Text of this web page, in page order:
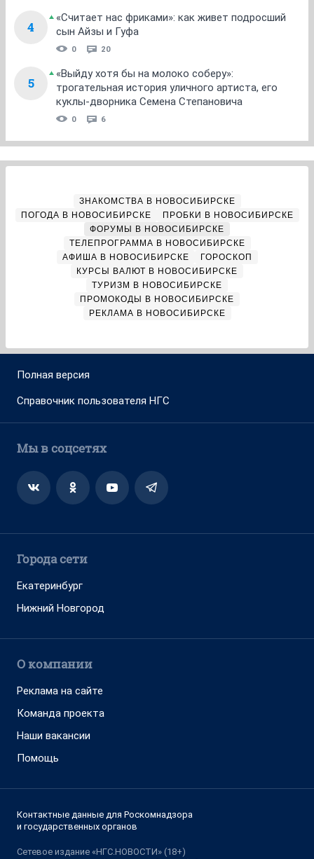
4
«Считает нас фриками»: как живет подросший
сын Айзы и Гуфа
0 20
5
«Выйду хотя бы на молоко соберу»:
трогательная история уличного артиста, его
куклы-дворника Семена Степановича
0 6
ЗНАКОМСТВА В НОВОСИБИРСКЕ
ПОГОДА В НОВОСИБИРСКЕ
ПРОБКИ В НОВОСИБИРСКЕ
ФОРУМЫ В НОВОСИБИРСКЕ
ТЕЛЕПРОГРАММА В НОВОСИБИРСКЕ
АФИША В НОВОСИБИРСКЕ
ГОРОСКОП
КУРСЫ ВАЛЮТ В НОВОСИБИРСКЕ
ТУРИЗМ В НОВОСИБИРСКЕ
ПРОМОКОДЫ В НОВОСИБИРСКЕ
РЕКЛАМА В НОВОСИБИРСКЕ
Полная версия
Справочник пользователя НГС
Мы в соцсетях
Города сети
Екатеринбург
Нижний Новгород
О компании
Реклама на сайте
Команда проекта
Наши вакансии
Помощь
Контактные данные для Роскомнадзора
и государственных органов
Сетевое издание «НГС.НОВОСТИ» (18+)